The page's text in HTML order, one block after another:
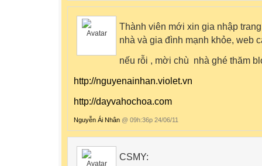
Thành viên mới xin gia nhập
nhà và gia đình mạnh khỏe, web
nếu rỗi , mời chù nhà ghé thăm
http://nguyenainhan.violet.vn
http://dayvahochoa.com
Nguyễn Ái Nhân @ 09h:36p 24/06/11
CSMY: